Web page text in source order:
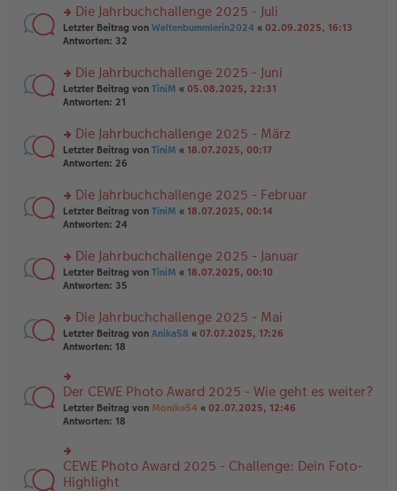
tr
a
g
e
n
er
tr
a
g
n
g
el
e
n
er
tr
a
g
rs
te
n
g
el
e
n
er
tr
a
g
Die Jahrbuchchallenge 2025 - Juli
Letzter Beitrag von Weltenbummlerin2024 « 02.09.2025, 16:13
Antworten: 32
rs
te
n
g
el
e
n
er
tr
a
g
Die Jahrbuchchallenge 2025 - Juni
Letzter Beitrag von TiniM « 05.08.2025, 22:31
Antworten: 21
rs
te
n
g
el
e
n
er
tr
a
g
Die Jahrbuchchallenge 2025 - März
Letzter Beitrag von TiniM « 18.07.2025, 00:17
Antworten: 26
rs
te
n
g
el
e
n
er
tr
a
g
Die Jahrbuchchallenge 2025 - Februar
Letzter Beitrag von TiniM « 18.07.2025, 00:14
Antworten: 24
rs
te
n
g
el
e
n
er
B
a
g
Die Jahrbuchchallenge 2025 - Januar
Letzter Beitrag von TiniM « 18.07.2025, 00:10
Antworten: 35
rs
te
u
n
g
el
es
n
er
B
Die Jahrbuchchallenge 2025 - Mai
Letzter Beitrag von Anika58 « 07.07.2025, 17:26
Antworten: 18
rs
te
r
g
el
es
Der CEWE Photo Award 2025 - Wie geht es weiter?
Letzter Beitrag von Monika54 « 02.07.2025, 12:46
Antworten: 18
rs
te
CEWE Photo Award 2025 - Challenge: Dein Foto-
Highlight